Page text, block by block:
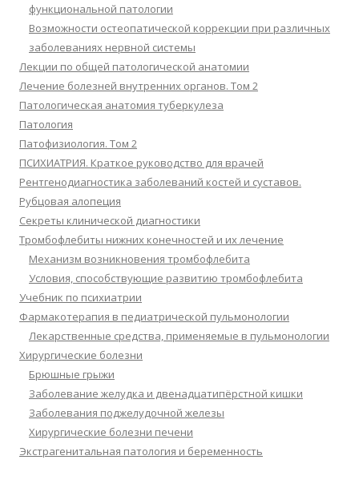
функциональной патологии
Возможности остеопатической коррекции при различных
заболеваниях нервной системы
Лекции по общей патологической анатомии
Лечение болезней внутренних органов. Том 2
Патологическая анатомия туберкулеза
Патология
Патофизиология. Том 2
ПСИХИАТРИЯ. Краткое руководство для врачей
Рентгенодиагностика заболеваний костей и суставов.
Рубцовая алопеция
Секреты клинической диагностики
Тромбофлебиты нижних конечностей и их лечение
Механизм возникновения тромбофлебита
Условия, способствующие развитию тромбофлебита
Учебник по психиатрии
Фармакотерапия в педиатрической пульмонологии
Лекарственные средства, применяемые в пульмонологии
Хирургические болезни
Брюшные грыжи
Заболевание желудка и двенадцатипёрстной кишки
Заболевания поджелудочной железы
Хирургические болезни печени
Экстрагенитальная патология и беременность